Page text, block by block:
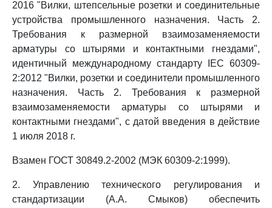
2016 "Вилки, штепсельные розетки и соединительные
устройства промышленного назначения. Часть 2.
Требования к размерной взаимозаменяемости
арматуры со штырями и контактными гнездами",
идентичный международному стандарту IEC 60309-
2:2012 "Вилки, розетки и соединители промышленного
назначения. Часть 2. Требования к размерной
взаимозаменяемости арматуры со штырями и
контактными гнездами", с датой введения в действие
1 июля 2018 г.
Взамен ГОСТ 30849.2-2002 (МЭК 60309-2:1999).
2. Управлению технического регулирования и
стандартизации (А.А. Смыков) обеспечить